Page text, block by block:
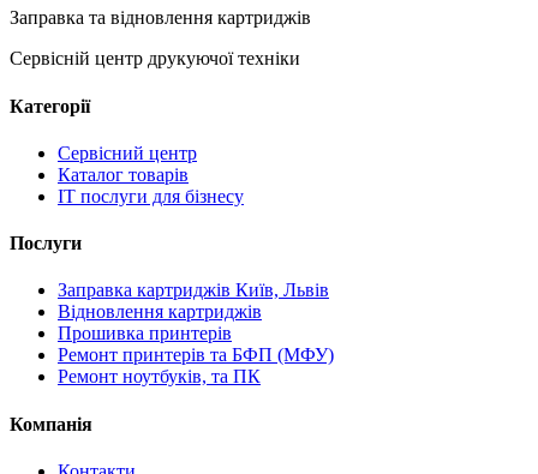
Заправка та відновлення картриджів
Сервісній центр друкуючої техніки
Категорії
Сервісний центр
Каталог товарів
IT послуги для бізнесу
Послуги
Заправка картриджів Київ, Львів
Відновлення картриджів
Прошивка принтерів
Ремонт принтерів та БФП (МФУ)
Ремонт ноутбуків, та ПК
Компанія